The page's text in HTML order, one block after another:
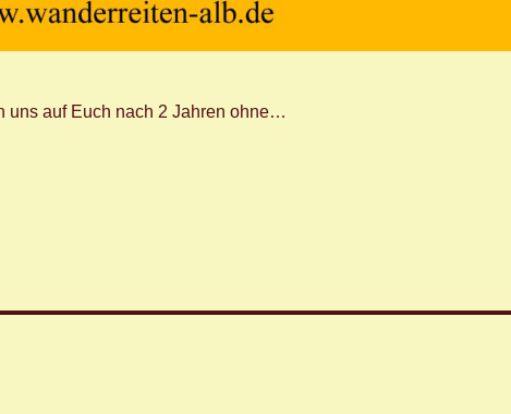
uns auf Euch nach 2 Jahren ohne…